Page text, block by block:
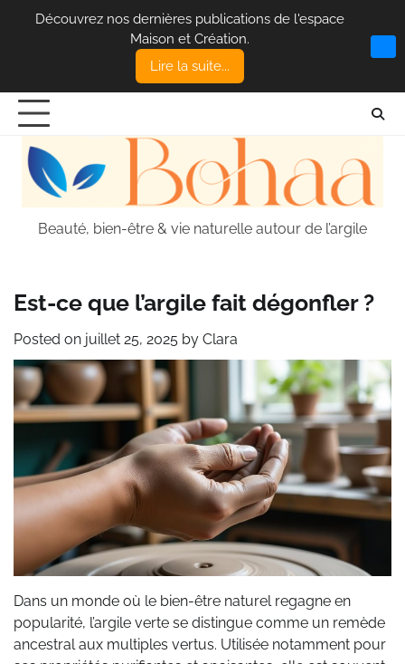
Skip
content
Beauté, bien-être & vie naturelle autour de l’argile
Est-ce que l’argile fait dégonfler ?
Posted on juillet 25, 2025 by Clara
Dans un monde où le bien-être naturel regagne en
popularité, l’argile verte se distingue comme un remède
ancestral aux multiples vertus. Utilisée notamment pour
Découvrez nos dernières publications de l'espace
Maison et Création.
Lire la suite...